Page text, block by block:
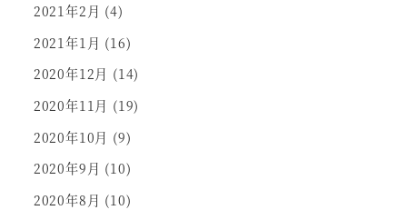
2021年2月 (4)
2021年1月 (16)
2020年12月 (14)
2020年11月 (19)
2020年10月 (9)
2020年9月 (10)
2020年8月 (10)